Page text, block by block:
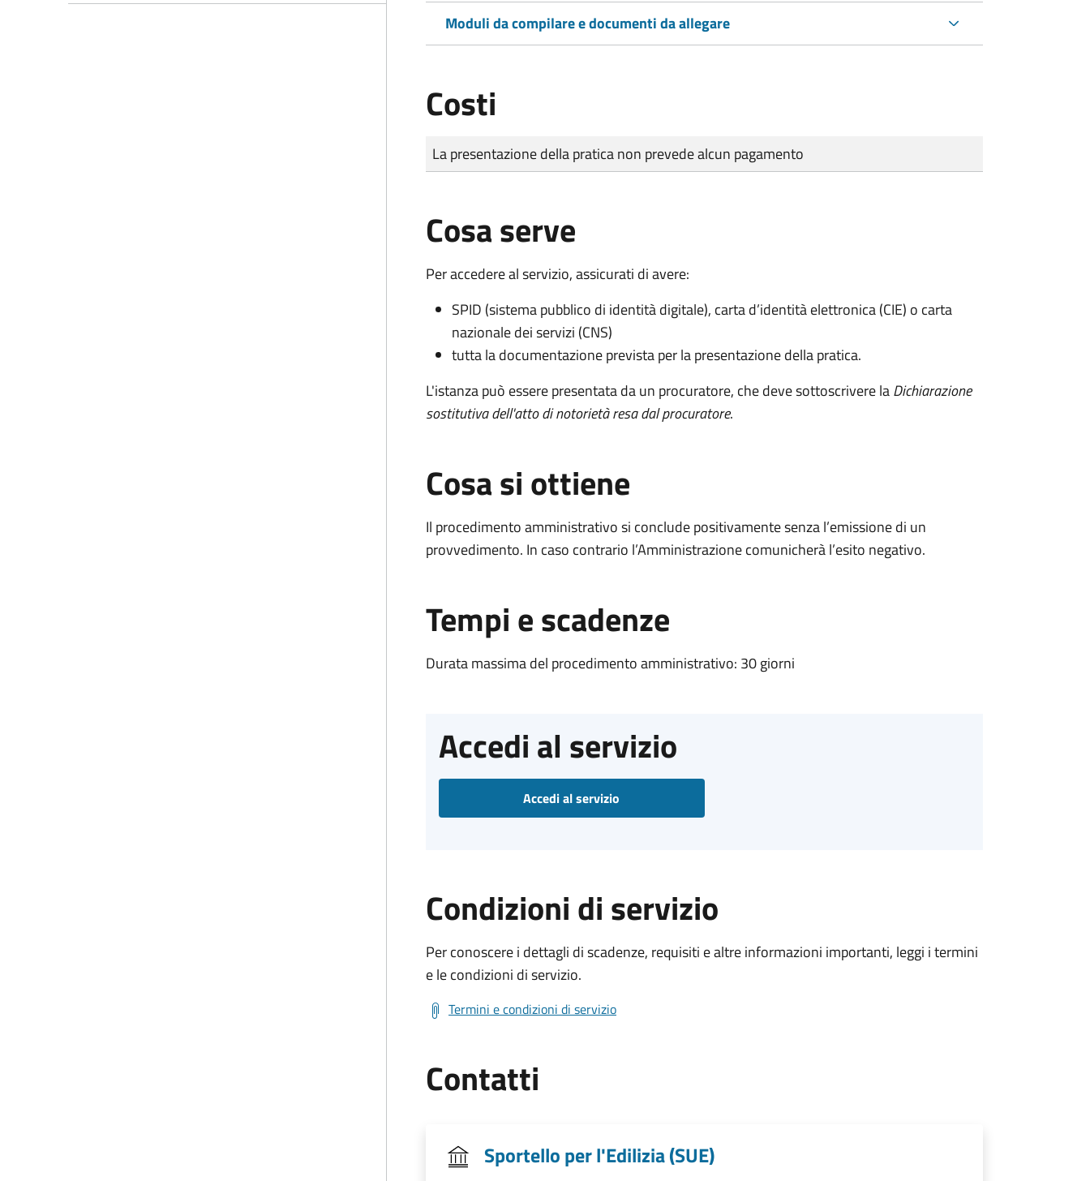
Moduli da compilare e documenti da allegare
Costi
Tipo di pagamento
Importo
La presentazione della pratica non prevede alcun pagamento
Cosa serve
Per accedere al servizio, assicurati di avere:
SPID (sistema pubblico di identità digitale), carta d’identità elettronica (CIE) o carta
nazionale dei servizi (CNS)
tutta la documentazione prevista per la presentazione della pratica.
L'istanza può essere presentata da un procuratore, che deve sottoscrivere laDichiarazione
sostitutiva dell'atto di notorietà resa dal procuratore.
Cosa si ottiene
Il procedimento amministrativo si conclude positivamente senza l’emissione di un
provvedimento. In caso contrario l’Amministrazione comunicherà l’esito negativo.
Tempi e scadenze
Durata massima del procedimento amministrativo: 30 giorni
Accedi al servizio
Accedi al servizio
Condizioni di servizio
Per conoscere i dettagli di scadenze, requisiti e altre informazioni importanti, leggi i termini
e le condizioni di servizio.
Termini e condizioni di servizio
Contatti
Sportello per l'Edilizia (SUE)